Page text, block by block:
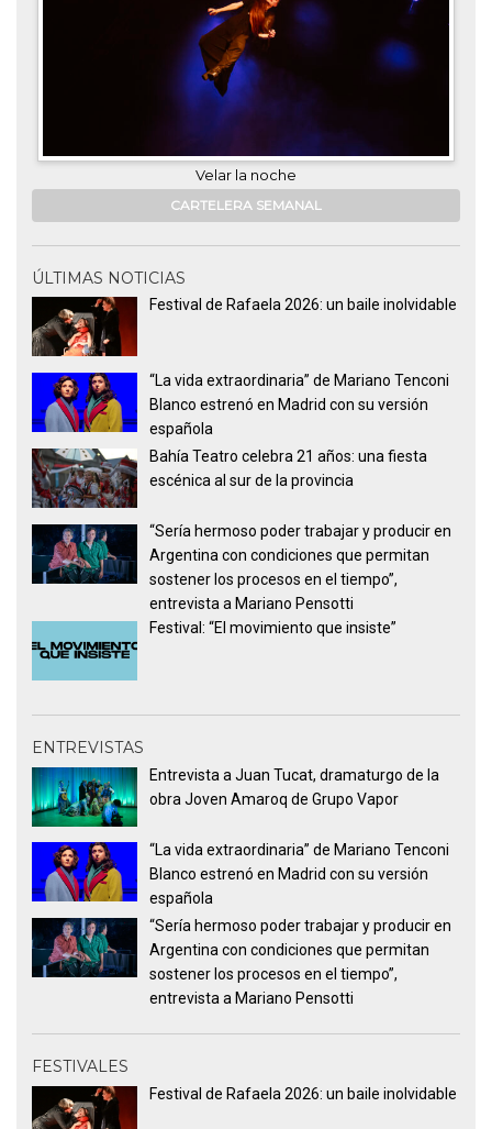
Velar la noche
CARTELERA SEMANAL
ÚLTIMAS NOTICIAS
Festival de Rafaela 2026: un baile inolvidable
“La vida extraordinaria” de Mariano Tenconi
Blanco estrenó en Madrid con su versión
española
Bahía Teatro celebra 21 años: una fiesta
escénica al sur de la provincia
“Sería hermoso poder trabajar y producir en
Argentina con condiciones que permitan
sostener los procesos en el tiempo”,
entrevista a Mariano Pensotti
Festival: “El movimiento que insiste”
ENTREVISTAS
Entrevista a Juan Tucat, dramaturgo de la
obra Joven Amaroq de Grupo Vapor
“La vida extraordinaria” de Mariano Tenconi
Blanco estrenó en Madrid con su versión
española
“Sería hermoso poder trabajar y producir en
Argentina con condiciones que permitan
sostener los procesos en el tiempo”,
entrevista a Mariano Pensotti
FESTIVALES
Festival de Rafaela 2026: un baile inolvidable